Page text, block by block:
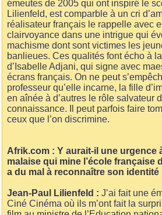
émeutes de 2005 qui ont inspiré le
Lilienfeld, est comparble à un cri
réalisateur français le rappelle avec
clairvoyance dans une intrigue qui
machisme dont sont victimes les
banlieues. Ces qualités font écho à
d’Isabelle Adjani, qui signe avec
écrans français. On ne peut
professeur qu’elle incarne, la fille
en aînée à d’autres le rôle salvateur
connaissance. Il peut parfois faire
ceux que l’on discrimine.
Afrik.com : Y aurait-il une urgence
malaise qui mine l’école française
a du mal à reconnaître son identité
Jean-Paul Lilienfeld : J’ai fait une
Ciné Cinéma où ils m’ont fait la